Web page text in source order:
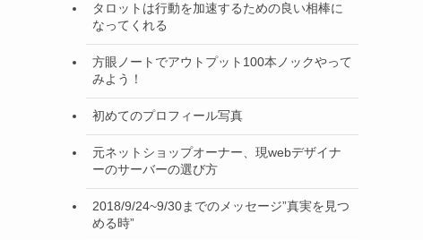
タロットは行動を加速するための良い相棒に
なってくれる
方眼ノートでアウトプット100本ノックやって
みよう！
初めてのプロフィール写真
元ネットショップオーナー、現webデザイナ
ーのサーバーの選び方
2018/9/24~9/30までのメッセージ”真実を見つ
める時”